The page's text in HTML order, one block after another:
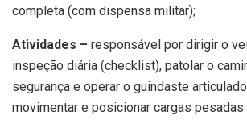
completa (com dispensa militar);
Atividades – responsável por dirigir o
inspeção diária (checklist), patolar o
segurança e operar o guindaste
movimentar e posicionar cargas